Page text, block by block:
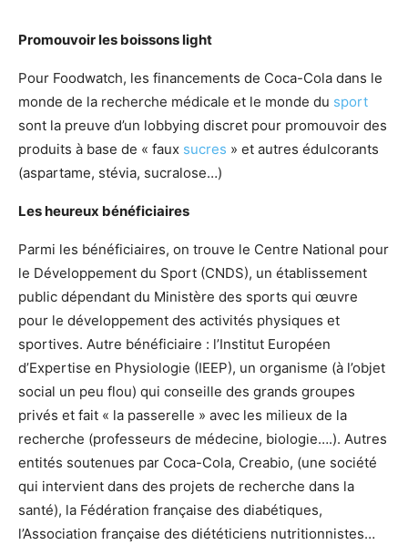
Promouvoir les boissons light
Pour Foodwatch, les financements de Coca-Cola dans le
monde de la recherche médicale et le monde du sport
sont la preuve d’un lobbying discret pour promouvoir des
produits à base de « faux sucres » et autres édulcorants
(aspartame, stévia, sucralose…)
Les heureux bénéficiaires
Parmi les bénéficiaires, on trouve le Centre National pour
le Développement du Sport (CNDS), un établissement
public dépendant du Ministère des sports qui œuvre
pour le développement des activités physiques et
sportives. Autre bénéficiaire : l’Institut Européen
d’Expertise en Physiologie (IEEP), un organisme (à l’objet
social un peu flou) qui conseille des grands groupes
privés et fait « la passerelle » avec les milieux de la
recherche (professeurs de médecine, biologie….). Autres
entités soutenues par Coca-Cola, Creabio, (une société
qui intervient dans des projets de recherche dans la
santé), la Fédération française des diabétiques,
l’Association française des diététiciens nutritionnistes…